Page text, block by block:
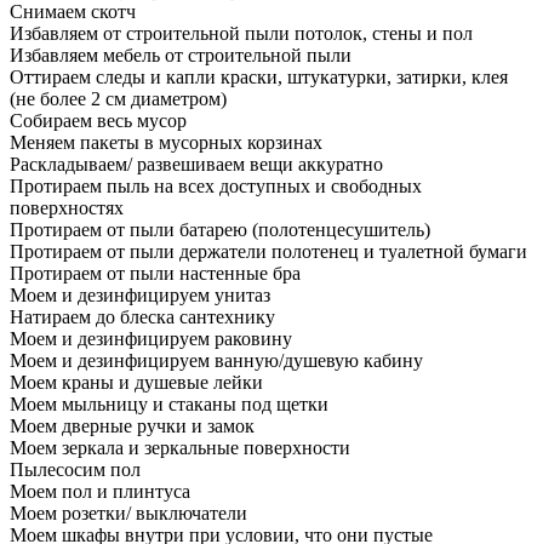
Снимаем скотч
Избавляем от строительной пыли потолок, стены и пол
Избавляем мебель от строительной пыли
Оттираем следы и капли краски, штукатурки, затирки, клея
(не более 2 см диаметром)
Собираем весь мусор
Меняем пакеты в мусорных корзинах
Раскладываем/ развешиваем вещи аккуратно
Протираем пыль на всех доступных и свободных
поверхностях
Протираем от пыли батарею (полотенцесушитель)
Протираем от пыли держатели полотенец и туалетной бумаги
Протираем от пыли настенные бра
Моем и дезинфицируем унитаз
Натираем до блеска сантехнику
Моем и дезинфицируем раковину
Моем и дезинфицируем ванную/душевую кабину
Моем краны и душевые лейки
Моем мыльницу и стаканы под щетки
Моем дверные ручки и замок
Моем зеркала и зеркальные поверхности
Пылесосим пол
Моем пол и плинтуса
Моем розетки/ выключатели
Моем шкафы внутри при условии, что они пустые